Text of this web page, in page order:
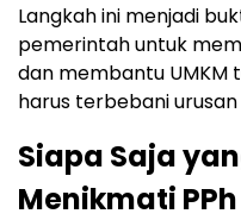
Langkah ini menjadi
pemerintah untuk
dan membantu UMKM
harus terbebani
Siapa Saja
Menikmati